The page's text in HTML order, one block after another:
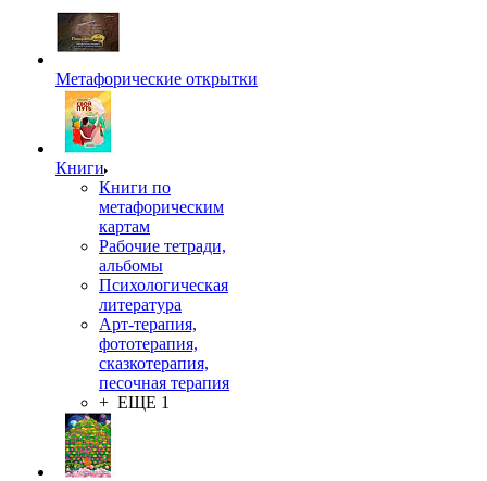
Метафорические открытки
Книги
Книги по
метафорическим
картам
Рабочие тетради,
альбомы
Психологическая
литература
Арт-терапия,
фототерапия,
сказкотерапия,
песочная терапия
+ ЕЩЕ 1